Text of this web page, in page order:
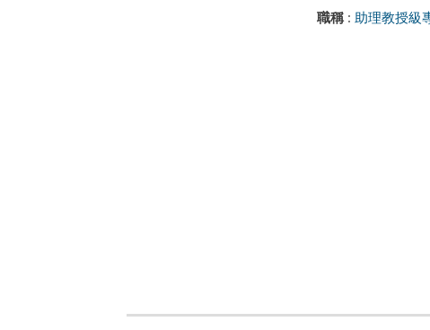
職稱 : 助理教授級